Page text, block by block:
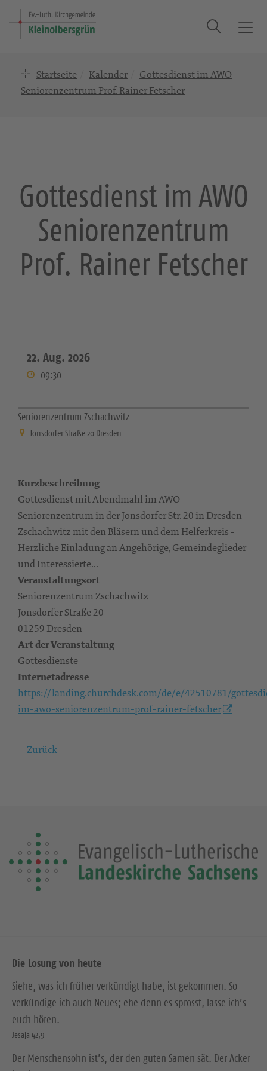
T
a
t
Suche
Startseite Kalender
Gottesdienst im AWO
Seniorenzentrum Prof. Rainer Fetscher
Gottesdienst im AWO
Seniorenzentrum
Prof. Rainer Fetscher
22. Aug. 2026
09:30
Seniorenzentrum Zschachwitz
Jonsdorfer Straße 20 Dresden
Kurzbeschreibung
Gottesdienst mit Abendmahl im AWO
Seniorenzentrum in der Jonsdorfer Str. 20 in Dresden-
Zschachwitz mit den Bläsern und dem Helferkreis -
Herzliche Einladung an Angehörige, Gemeindeglieder
und Interessierte...
Veranstaltungsort
Seniorenzentrum Zschachwitz
Jonsdorfer Straße 20
01259 Dresden
Art der Veranstaltung
Gottesdienste
Internetadresse
https://landing.churchdesk.com/de/e/42510781/
im-awo-seniorenzentrum-prof-rainer-fetscher
Zurück
Die Losung von heute
Siehe, was ich früher verkündigt habe, ist gekommen. So
verkündige ich auch Neues; ehe denn es sprosst, lasse ich’s
euch hören.
Jesaja 42,9
Der Menschensohn ist’s, der den guten Samen sät. Der Acker